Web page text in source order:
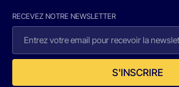
RECEVEZ NOTRE NEWSLETTER
S'INSCRIRE